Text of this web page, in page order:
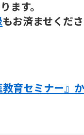
ます。
もお済ませくださ
教育セミナー』